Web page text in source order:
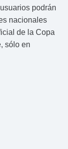
podrán
nacionales
de la Copa
sólo en